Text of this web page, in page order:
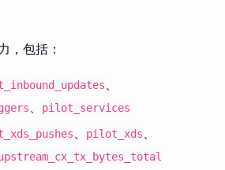
，包括：
pilot_services
pilot_xds